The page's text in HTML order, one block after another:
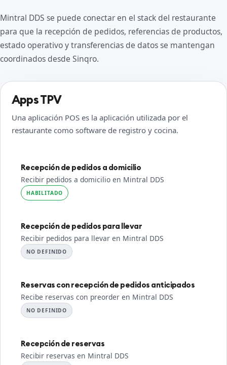
Mintral DDS se puede conectar en el stack del restaurante
para que la recepción de pedidos, referencias de productos,
estado operativo y transferencias de datos se mantengan
coordinados desde Sinqro.
Apps TPV
Una aplicación POS es la aplicación utilizada por el
restaurante como software de registro y cocina.
Recepción de pedidos a domicilio
Recibir pedidos a domicilio en Mintral DDS
HABILITADO
Recepción de pedidos para llevar
Recibir pedidos para llevar en Mintral DDS
NO DEFINIDO
Reservas con recepción de pedidos anticipados
Recibe reservas con preorder en Mintral DDS
NO DEFINIDO
Recepción de reservas
Recibir reservas en Mintral DDS